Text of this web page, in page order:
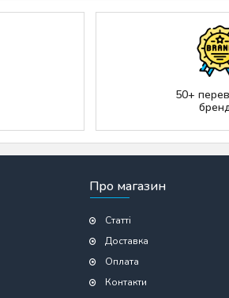
50+
Про магазин
Статті
Доставка
Оплата
Контакти